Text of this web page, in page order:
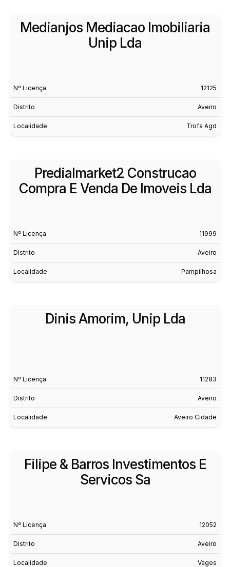
Medianjos Mediacao Imobiliaria
Unip Lda
Nº Licença 12125
Distrito Aveiro
Localidade Trofa Agd
Predialmarket2 Construcao
Compra E Venda De Imoveis Lda
Nº Licença 11999
Distrito Aveiro
Localidade Pampilhosa
Dinis Amorim, Unip Lda
Nº Licença 11283
Distrito Aveiro
Localidade Aveiro Cidade
Filipe & Barros Investimentos E
Servicos Sa
Nº Licença 12052
Distrito Aveiro
Localidade Vagos